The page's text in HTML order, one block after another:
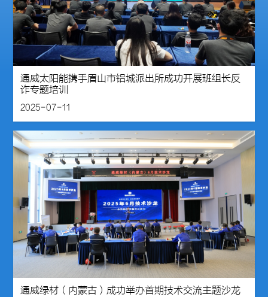
通威太阳能携手眉山市铝城派出所成功开展班组长反
诈专题培训
2025-07-11
通威绿材（内蒙古）成功举办首期技术交流主题沙龙